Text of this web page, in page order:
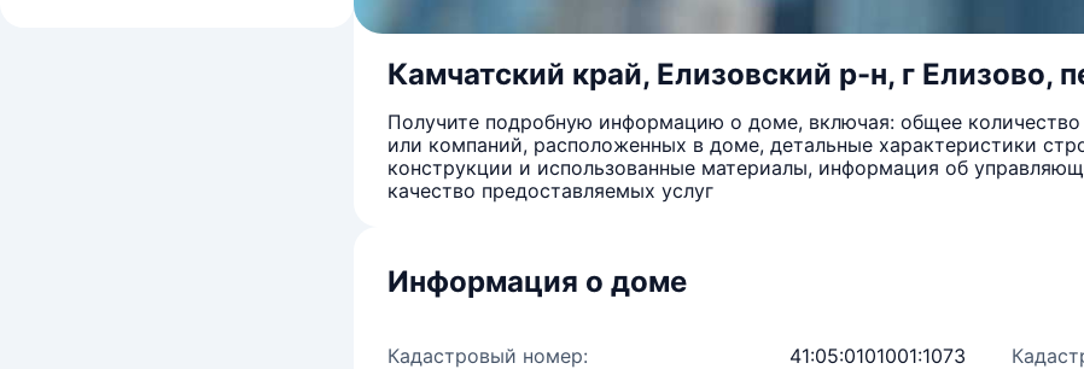
Камчатский край, Елизовский р-н, г Елизово,
Получите подробную информацию о доме, включая: общее количество
или компаний, расположенных в доме, детальные характеристики
конструкции и использованные материалы, информация об
качество предоставляемых услуг
Информация о доме
Кадастровый номер: 41:05:0101001:1073